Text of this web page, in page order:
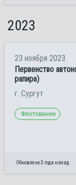
2023
23 ноября 2023
Первенство
рапира)
г. Сургут
Фехтование
Обновлено 3 года назад